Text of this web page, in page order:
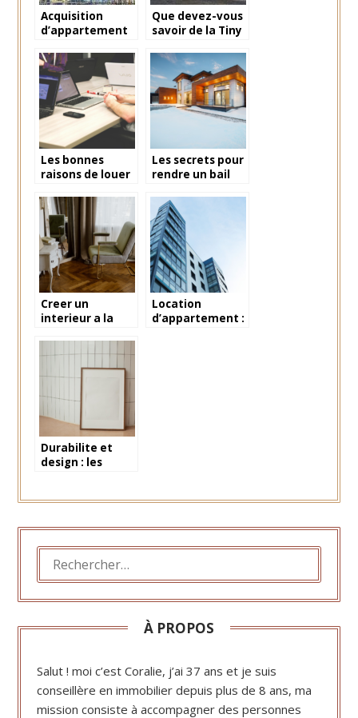
Acquisition
d’appartement
avantages et
astuces
Que devez-vous
savoir de la Tiny
Les bonnes
raisons de louer
bureau partage
Les secrets pour
rendre un bail
Creer un
interieur a la
les ingredients
cles
Location
d’appartement :
Durabilite et
design : les
un avenir
RECHERCHER :
À PROPOS
Salut ! moi c’est Coralie, j’ai 37 ans et je suis
conseillère en immobilier depuis plus de 8 ans, ma
mission consiste à accompagner des personnes